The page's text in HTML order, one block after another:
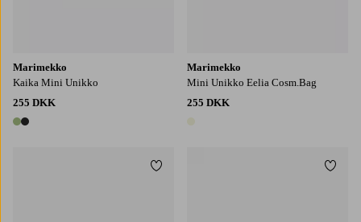
Marimekko
Kaika Mini Unikko
255 DKK
2 farver
Marimekko
Mini Unikko Eelia Cosm.Bag
255 DKK
1 farve
Tilføj til favoritter